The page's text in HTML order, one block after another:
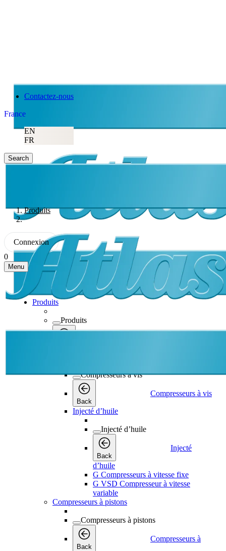
Contactez-nous
France
EN
FR
Search
Produits
Connexion
0
Menu
Produits
Produits
Compresseurs à vis
Back
Compresseurs à vis
Injecté d’huile
Injecté d’huile
Back
Injecté
d’huile
G Compresseurs à vitesse fixe
G VSD Compresseur à vitesse
variable
Compresseurs à pistons
Compresseurs à pistons
Back
Compresseurs à